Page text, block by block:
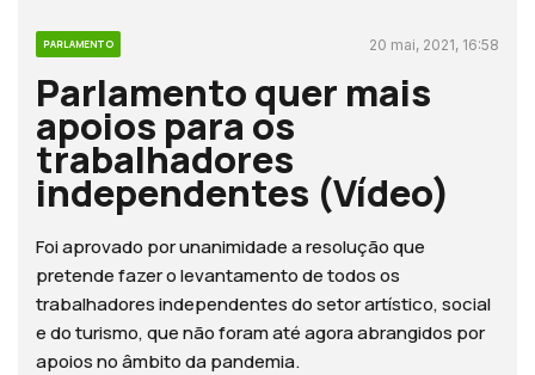
PARLAMENTO 20 mai, 2021, 16:58
Parlamento quer mais
apoios para os
trabalhadores
independentes (Vídeo)
Foi aprovado por unanimidade a resolução que
pretende fazer o levantamento de todos os
trabalhadores independentes do setor artístico, social
e do turismo, que não foram até agora abrangidos por
apoios no âmbito da pandemia.